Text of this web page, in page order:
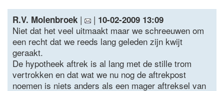
R.V. Molenbroek | | 10-02-2009 13:09
Niet dat het veel uitmaakt maar we schreeuwen om
een recht dat we reeds lang geleden zijn kwijt
geraakt.
De hypotheek aftrek is al lang met de stille trom
vertrokken en dat wat we nu nog de aftrekpost
noemen is niets anders als een mager aftreksel van